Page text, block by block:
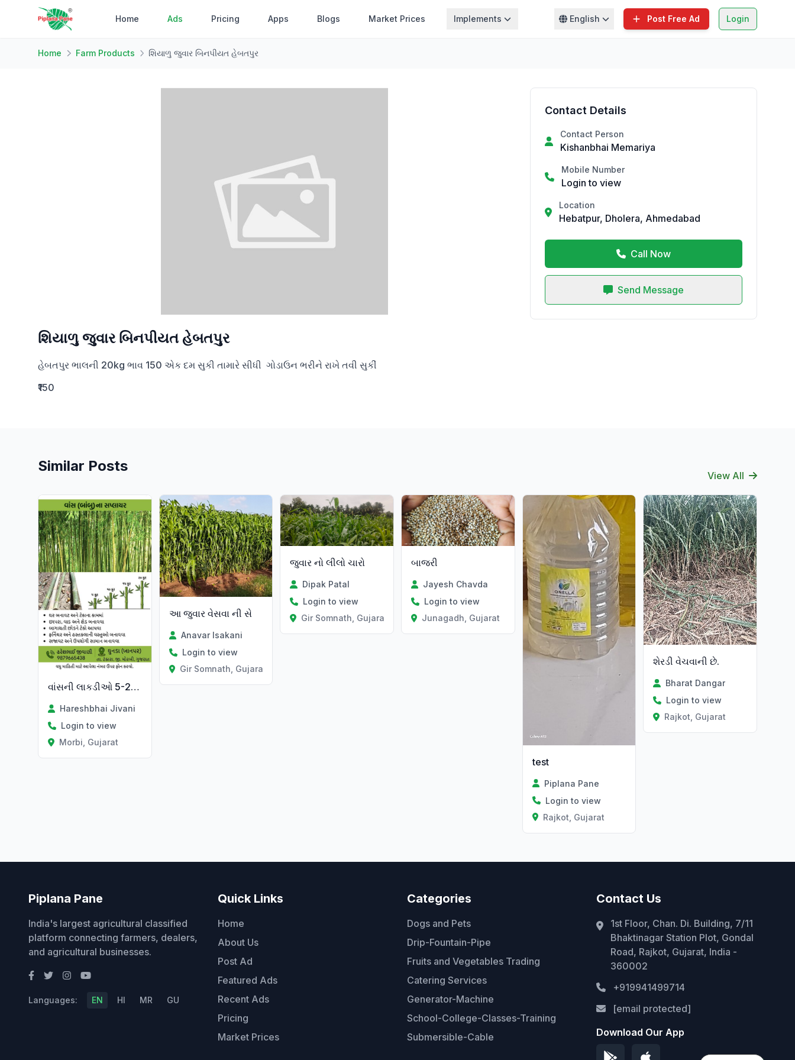
Home Ads Pricing Apps Blogs Market Prices Implements English Post Free Ad Login
Home Farm Products શિયાળુ જુવાર બિનપીયત હેબતપુર
શિયાળુ જુવાર બિનપીયત હેબતપુર
હેબતપુર ભાલની 20kg ભાવ 150 એક દમ સુકી તામારે સીધી  ગોડાઉન ભરીને રાખે તવી સુકીં
₹150
Contact Details
Contact Person
Kishanbhai Memariya
Mobile Number
Login to view
Location
Hebatpur, Dholera, Ahmedabad
Call Now
Send Message
Similar Posts
View All
વાંસની લાકડીઓ 5-20 ફૂટ લંબાઈની તથા વાંસના લીલા પાન વેચવાના છે
Hareshbhai Jivani
Login to view
Morbi, Gujarat
આ જુવાર વેસવા ની સે
Anavar Isakani
Login to view
Gir Somnath, Gujarat
જુવાર નો લીલો ચારો
Dipak Patal
Login to view
Gir Somnath, Gujarat
બાજરી
Jayesh Chavda
Login to view
Junagadh, Gujarat
Verified
test
Piplana Pane
Login to view
Rajkot, Gujarat
શેરડી વેચવાની છે.
Bharat Dangar
Login to view
Rajkot, Gujarat
Piplana Pane
India's largest agricultural classified
platform connecting farmers, dealers,
and agricultural businesses.
Languages: EN HI MR GU
Quick Links
Home
About Us
Post Ad
Featured Ads
Recent Ads
Pricing
Market Prices
Categories
Dogs and Pets
Drip-Fountain-Pipe
Fruits and Vegetables Trading
Catering Services
Generator-Machine
School-College-Classes-Training
Submersible-Cable
Contact Us
1st Floor, Chan. Di. Building, 7/11
Bhaktinagar Station Plot, Gondal
Road, Rajkot, Gujarat, India -
360002
+919941499714
[email protected]
Download Our App